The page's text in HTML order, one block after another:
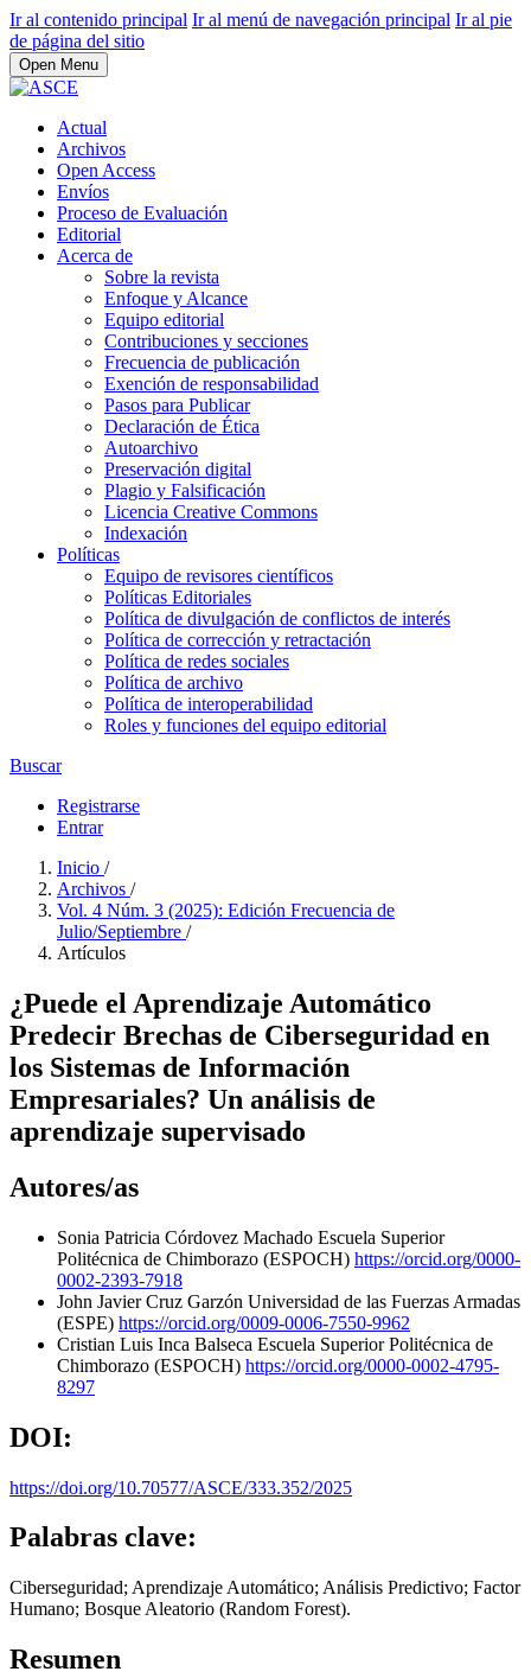
Ir al contenido principal Ir al menú de navegación principal Ir al pie
de página del sitio
Open Menu
Actual
Archivos
Open Access
Envíos
Proceso de Evaluación
Editorial
Acerca de
Sobre la revista
Enfoque y Alcance
Equipo editorial
Contribuciones y secciones
Frecuencia de publicación
Exención de responsabilidad
Pasos para Publicar
Declaración de Ética
Autoarchivo
Preservación digital
Plagio y Falsificación
Licencia Creative Commons
Indexación
Políticas
Equipo de revisores científicos
Políticas Editoriales
Política de divulgación de conflictos de interés
Política de corrección y retractación
Política de redes sociales
Política de archivo
Política de interoperabilidad
Roles y funciones del equipo editorial
Buscar
Registrarse
Entrar
Inicio /
Archivos /
Vol. 4 Núm. 3 (2025): Edición Frecuencia de
Julio/Septiembre /
Artículos
¿Puede el Aprendizaje Automático
Predecir Brechas de Ciberseguridad en
los Sistemas de Información
Empresariales? Un análisis de
aprendizaje supervisado
Autores/as
Sonia Patricia Córdovez Machado Escuela Superior
Politécnica de Chimborazo (ESPOCH) https://orcid.org/0000-
0002-2393-7918
John Javier Cruz Garzón Universidad de las Fuerzas Armadas
(ESPE) https://orcid.org/0009-0006-7550-9962
Cristian Luis Inca Balseca Escuela Superior Politécnica de
Chimborazo (ESPOCH) https://orcid.org/0000-0002-4795-
8297
DOI:
https://doi.org/10.70577/ASCE/333.352/2025
Palabras clave:
Ciberseguridad; Aprendizaje Automático; Análisis Predictivo; Factor
Humano; Bosque Aleatorio (Random Forest).
Resumen